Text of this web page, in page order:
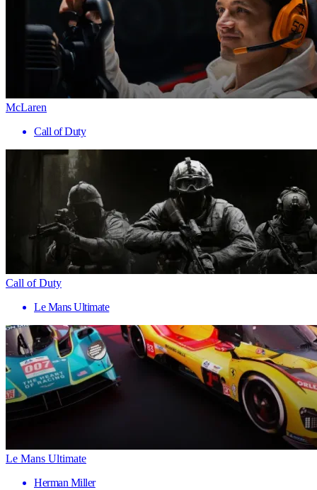
McLaren
Call of Duty
Call of Duty
Le Mans Ultimate
Le Mans Ultimate
Herman Miller